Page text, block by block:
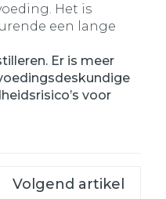
Het is
een lange
Er is meer
voor
Volgend artikel